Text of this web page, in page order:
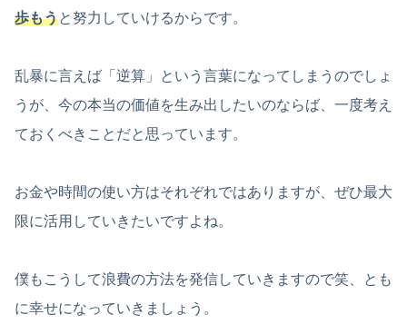
歩もうと努力していけるからです。
乱暴に言えば「逆算」という言葉になってしまうのでしょ
うが、今の本当の価値を生み出したいのならば、一度考え
ておくべきことだと思っています。
お金や時間の使い方はそれぞれではありますが、ぜひ最大
限に活用していきたいですよね。
僕もこうして浪費の方法を発信していきますので笑、とも
に幸せになっていきましょう。